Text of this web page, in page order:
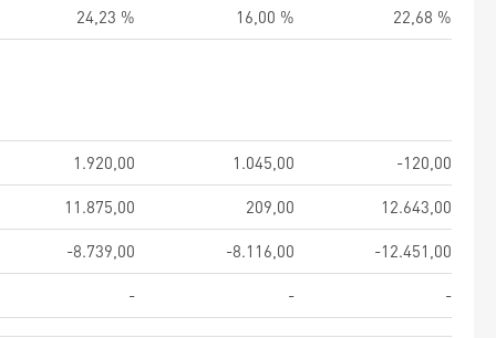
24,23 % 16,00 % 22,68 %
1.920,00 1.045,00
-120,00
11.875,00 209,00
12.643,00
-8.739,00 -8.116,00
-12.451,00
- - -